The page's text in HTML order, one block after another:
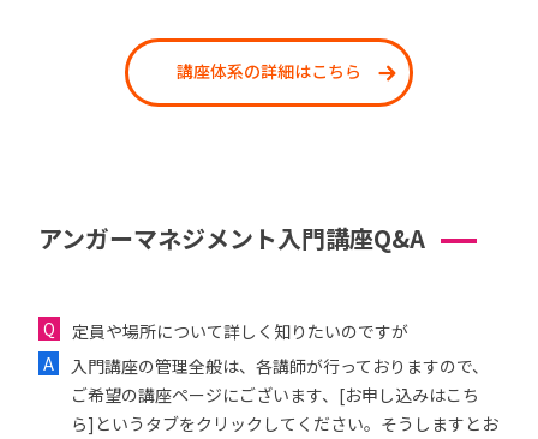
講座体系の詳細はこちら
アンガーマネジメント入門講座Q&A
定員や場所について詳しく知りたいのですが
入門講座の管理全般は、各講師が行っておりますので、
ご希望の講座ページにございます、[お申し込みはこち
ら]というタブをクリックしてください。そうしますとお